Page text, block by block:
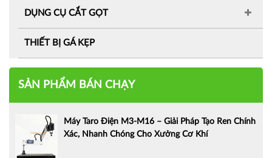
DỤNG CỤ CẮT GỌT
THIẾT BỊ GÁ KẸP
SẢN PHẨM BÁN CHẠY
Máy Taro Điện M3-M16 – Giải Pháp Tạo Ren Chính
Xác, Nhanh Chóng Cho Xưởng Cơ Khí